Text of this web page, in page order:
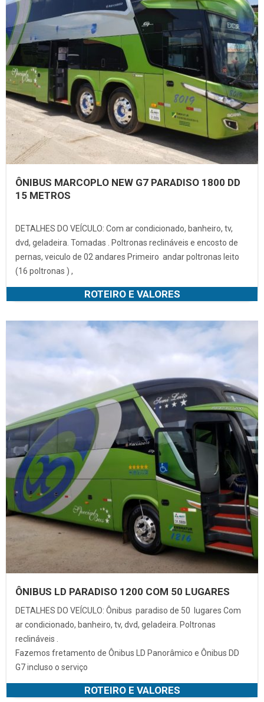
ÔNIBUS MARCOPLO NEW G7 PARADISO 1800 DD
15 METROS
DETALHES DO VEÍCULO: Com ar condicionado, banheiro, tv,
dvd, geladeira. Tomadas . Poltronas reclináveis e encosto de
pernas, veiculo de 02 andares Primeiro andar poltronas leito
(16 poltronas ) ,
ROTEIRO E VALORES
ÔNIBUS LD PARADISO 1200 COM 50 LUGARES
DETALHES DO VEÍCULO: Ônibus paradiso de 50 lugares Com
ar condicionado, banheiro, tv, dvd, geladeira. Poltronas
reclináveis .
Fazemos fretamento de Ônibus LD Panorâmico e Ônibus DD
G7 incluso o serviço
ROTEIRO E VALORES